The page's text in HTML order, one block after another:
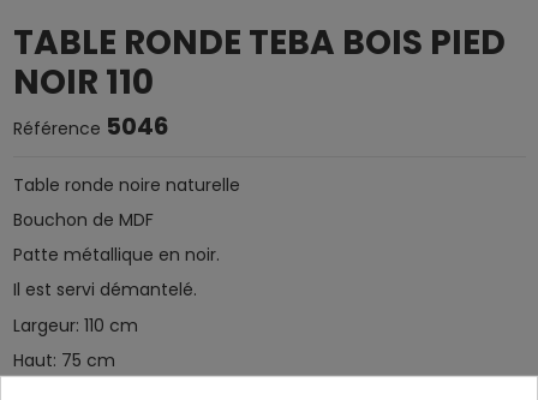
TABLE RONDE TEBA BOIS PIED
NOIR 110
Référence 5046
Table ronde noire naturelle
Bouchon de MDF
Patte métallique en noir.
Il est servi démantelé.
Largeur: 110 cm
Haut: 75 cm